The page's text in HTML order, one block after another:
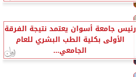
رئيس جامعة أسوان يعتمد نتيجة الفرقة
الأولى بكلية الطب البشري للعام
الجامعي...